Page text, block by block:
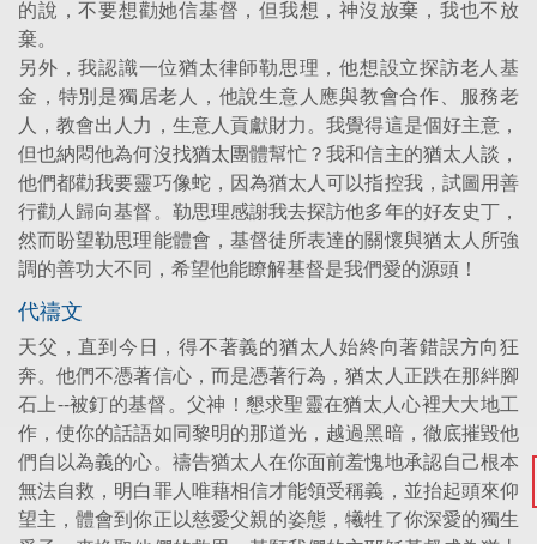
的說，不要想勸她信基督，但我想，神沒放棄，我也不放
棄。
另外，我認識一位猶太律師勒思理，他想設立探訪老人基
金，特別是獨居老人，他說生意人應與教會合作、服務老
人，教會出人力，生意人貢獻財力。我覺得這是個好主意，
但也納悶他為何沒找猶太團體幫忙？我和信主的猶太人談，
他們都勸我要靈巧像蛇，因為猶太人可以指控我，試圖用善
行勸人歸向基督。勒思理感謝我去探訪他多年的好友史丁，
然而盼望勒思理能體會，基督徒所表達的關懷與猶太人所強
調的善功大不同，希望他能瞭解基督是我們愛的源頭！
代禱文
天父，直到今日，得不著義的猶太人始終向著錯誤方向狂
奔。他們不憑著信心，而是憑著行為，猶太人正跌在那絆腳
石上--被釘的基督。父神！懇求聖靈在猶太人心裡大大地工
作，使你的話語如同黎明的那道光，越過黑暗，徹底摧毀他
們自以為義的心。禱告猶太人在你面前羞愧地承認自己根本
無法自救，明白罪人唯藉相信才能領受稱義，並抬起頭來仰
望主，體會到你正以慈愛父親的姿態，犧牲了你深愛的獨生